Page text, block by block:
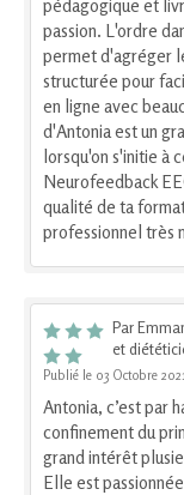
pédagogique et
passion. L'ordre
permet d'agréger
structurée pour
en ligne avec
d'Antonia est un
lorsqu'on s'initie à
Neurofeedback
qualité de ta
professionnel très
Par
et
Publié le 03 Octobre
Antonia, c’est par
confinement du
grand intérêt
Elle est